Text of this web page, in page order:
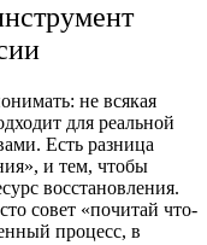
не всякая
для реальной
Есть разница
и тем, чтобы
восстановления.
совет «почитай что-
процесс, в